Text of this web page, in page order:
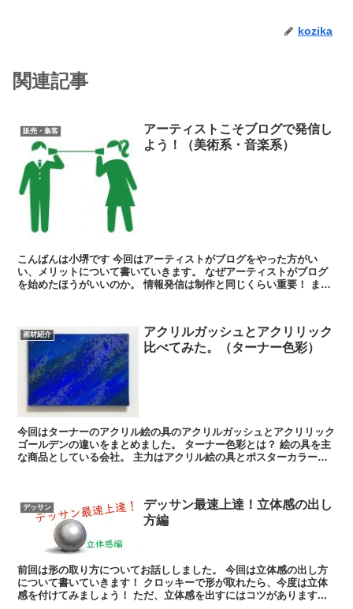
kozika
関連記事
販売・集客
アーティストこそブログで発信し
よう！（美術系・音楽系）
こんばんは小堺です 今回はアーティストがブログをやった方がい
い、メリットについて書いていきます。 なぜアーティストがブログ
を始めたほうがいいのか。 情報発信は制作と同じくらい重要！ ま
画材紹介
アクリルガッシュとアクリリック
比べてみた。（ターナー色彩）
今回はターナーのアクリル絵の具のアクリルガッシュとアクリリック
ゴールデンの違いをまとめました。 ターナー色彩とは？ 絵の具を主
な商品としている会社。 主力はアクリル絵の具とポスターカラー。
デッサン
デッサン最速上達！立体感の出し
方編
前回は形の取り方についてお話ししました。 今回は立体感の出し方
について書いていきます！ クロッキーで形が取れたら、今度は立体
感を付けてみましょう！ ただ、立体感を出すにはコツがあります...